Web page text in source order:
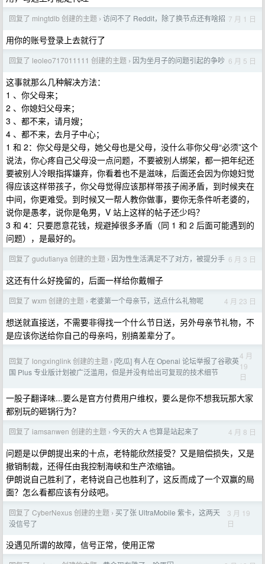
回复了 mingtdlb 创建的主题 › 访问不了 Reddit，除了换节点还有啥招 7 月 1 日
用你的账号登录上去就行了
回复了 leoleo717011111 创建的主题 › 因为坐月子的问题引起的争吵 6 月 5 日
这事就那么几种解决方法：
1 、你父母来；
2 、你媳妇父母来；
3 、都不来，请月嫂；
4 、都不来，去月子中心；
1 和 2：你父母是父母，她父母也是父母，没什么非你父母“必须”这个
说法，你心疼自己父母没一点问题，不要被别人绑架，都一把年纪还
要被别人冷眼指挥嫌弃，你看着也不是滋味，后面还会因为你媳妇觉
得应该这样带孩子，你父母觉得应该那样带孩子闹矛盾，到时候夹在
中间，你更难受。到时候又一帮人教你做事，要你无条件听老婆的，
说你是愚孝，说你是龟男，V 站上这样的帖子还少吗？
3 和 4：只要愿意花钱，规避掉很多矛盾（同 1 和 2 后面可能遇到的
问题），是最好的。
回复了 gudutianya 创建的主题 › 因为性生活满足不了对方，被提分手 6 月 3 日
这还有什么好挽留的，后面一样给你戴帽子
回复了 wxm 创建的主题 › 老婆第一个母亲节，送点什么礼物呢 4 月 23 日
想送就直接送，不需要非得找一个什么节日送，另外母亲节礼物，不
是应该你送给你自己的母亲吗，别搞差辈分了。
回复了 longxinglink 创建的主题 › [吃瓜] 有人在 Openai 论坛举报了谷歌英
国 Plus 专业版计划被广泛滥用，但是并没有给出可复现的技术细节
4 月
19
日
一股子翻译味...要么是官方付费用户维权，要么是你不想我玩那大家
都别玩的砸锅行为？
回复了 iamsanwen 创建的主题 › 今天的大 A 也算是站起来了 4 月 8 日
问题是以伊朗提出来的十点，老特能欣然接受？又是赔偿损失，又是
撤销制裁，还得任由我控制海峡和生产浓缩铀。
伊朗说自己胜利了，老特说自己也胜利了，这反而成了一个双赢的局
面？怎么看都应该有分歧吧。
回复了 CyberNexus 创建的主题 › 买了张 UltraMobile 紫卡，这两天
没信号了
3 月 19
日
没遇见所谓的故障，信号正常，使用正常